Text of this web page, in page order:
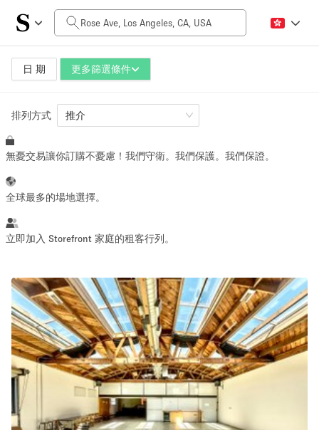
日 期 更多篩選條件
每日價格
$0
空間大小
100 sq ft 5000+ sq ft
活動類型
Retail Showroom Event Art Food
Photo
Shooting
Conference Meeting Office Shop Share
空間種類
排列方式 推介
無憂交易讓你訂購不憂慮！我們守衛。我們保護。我們保證。
全球最多的場地選擇。
立即加入 Storefront 家庭的租客行列。